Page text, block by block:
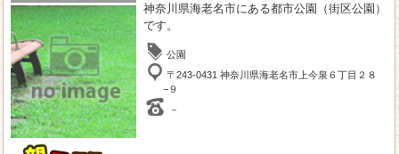
神奈川県海老名市にある都市公園（街区公園）
です。
公園
〒243-0431 神奈川県海老名市上今泉６丁目２８
−９
－